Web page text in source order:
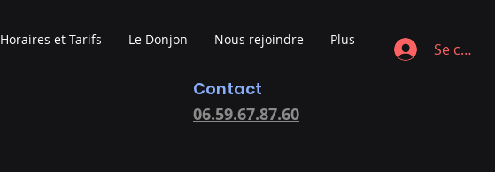
Horaires et Tarifs Le Donjon Nous rejoindre Plus
Se
Contact
06.59.67.87.60